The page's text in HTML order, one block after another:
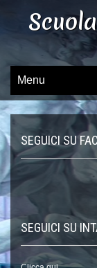
Menu
SEGUICI SU
SEGUICI SU